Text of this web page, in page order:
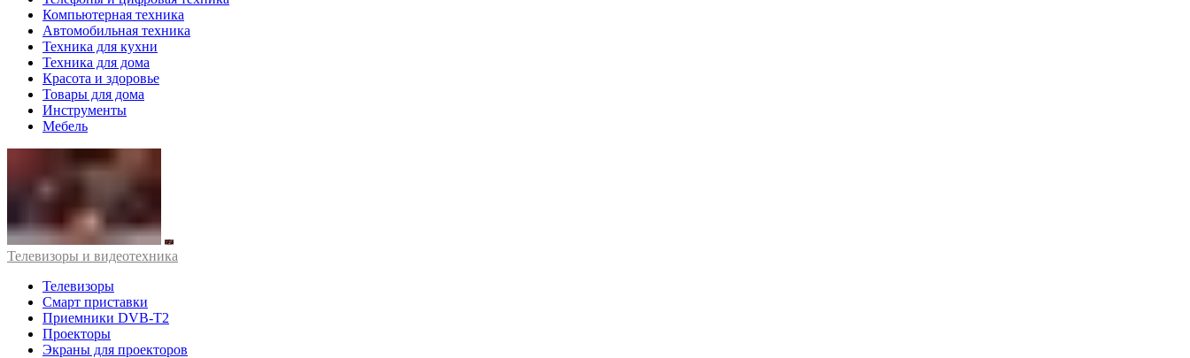
Компьютерная техника
Автомобильная техника
Техника для кухни
Техника для дома
Красота и здоровье
Товары для дома
Инструменты
Мебель
Телевизоры и видеотехника
Телевизоры
Смарт приставки
Приемники DVB-T2
Проекторы
Экраны для проекторов